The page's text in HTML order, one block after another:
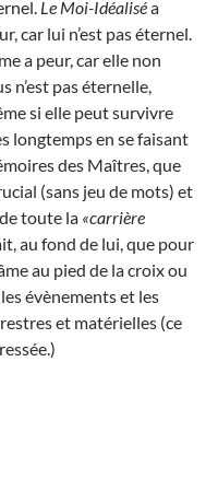
Le Moi-Idéaliséa
car lui n’est pas éternel.
a peur, car elle non
n’est pas éternelle,
si elle peut survivre
longtemps en se faisant
des Maîtres, que
(sans jeu de mots) et
de toute la «carrière
au fond de lui, que pour
au pied de la croix ou
évènements et les
et matérielles (ce